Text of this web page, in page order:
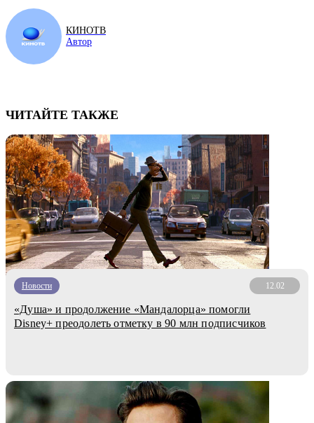
КИНОТВ
Автор
ЧИТАЙТЕ ТАКЖЕ
Новости 12.02
«Душа» и продолжение «Мандалорца» помогли
Disney+ преодолеть отметку в 90 млн подписчиков